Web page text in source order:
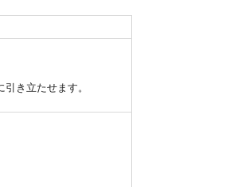
き立たせます。